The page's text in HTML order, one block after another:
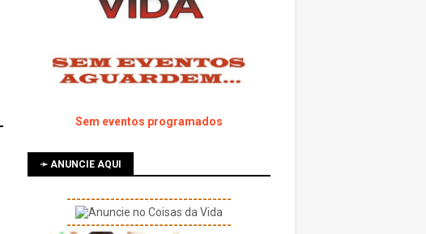
Sem eventos programados
➛ ANUNCIE AQUI
----------------------------------
----------------------------------